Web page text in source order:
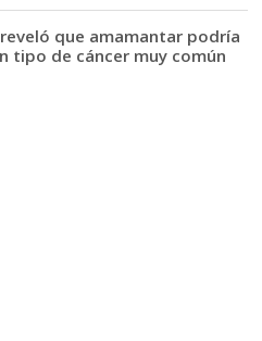
que amamantar podría
tipo de cáncer muy común